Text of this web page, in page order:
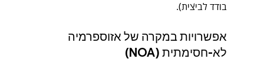
בודד לביצית).
אפשרויות במקרה של אזוספרמיה
לא-חסימתית (NOA)